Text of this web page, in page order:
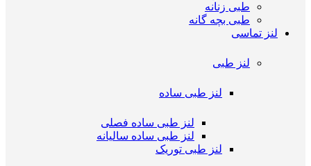
طبی زنانه
طبی بچه گانه
لنز تماسی
لنز طبی
لنز طبی ساده
لنز طبی ساده فصلی
لنز طبی ساده سالیانه
لنز طبی توریک